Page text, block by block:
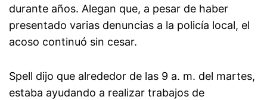
durante años. Alegan que, a pesar de haber
presentado varias denuncias a la policía local, el
acoso continuó sin cesar.
Spell dijo que alrededor de las 9 a. m. del martes,
estaba ayudando a realizar trabajos de